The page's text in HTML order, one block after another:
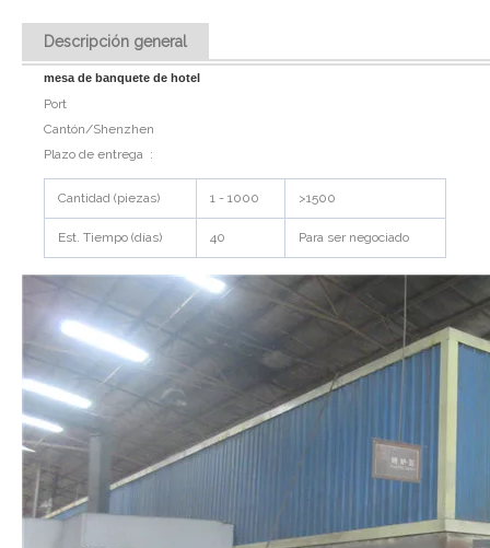
Descripción general
mesa de banquete de hotel
Port
Cantón/Shenzhen
Plazo de entrega :
Cantidad (piezas) 1 - 1000 >1500
Est. Tiempo (días) 40 Para ser negociado